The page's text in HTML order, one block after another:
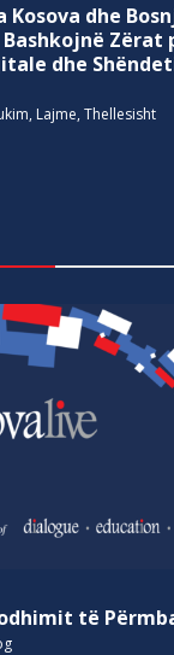
Kosova dhe
Zërat
dhe
, Lajme, Thellesisht
të